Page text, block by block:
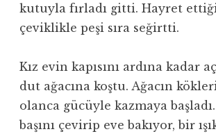
kutuyla fırladı gitti. Hayret
çeviklikle peşi sıra seğirtti.
Kız evin kapısını ardına kadar
dut ağacına koştu. Ağacın
olanca gücüyle kazmaya
başını çevirip eve bakıyor, bir